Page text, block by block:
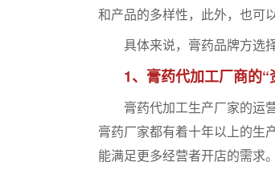
和产品的多样性，此外，也可
具体来说，膏药品牌方选择
1、膏药代加工厂商的“
膏药代加工生产厂家的运营
膏药厂家都有着十年以上的生
能满足更多经营者开店的需求。